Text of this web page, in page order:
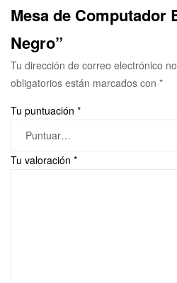
Mesa de Computador
Negro”
Tu dirección de correo electrónico
obligatorios están marcados con *
Tu puntuación *
Tu valoración *